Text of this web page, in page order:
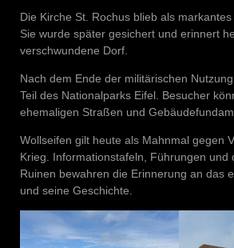
Die Kirche St. Rochus blieb als markantes
Sie wurde später gesichert und erinnert
verschwundene Dorf.
Nach dem Ende der militärischen
Teil des Nationalparks Eifel. Besucher
ehemaligen Straßen und
Wollseifen gilt heute als Mahnmal gegen
Krieg. Informationstafeln, Führungen und
Ruinen bewahren die Erinnerung an das
und seine Geschichte.